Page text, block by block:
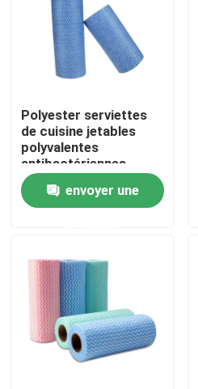
Nous contacter
Demandez un devis
Tissus non tissés
Nappe non-tissée
Tissu de nettoyage ménager
Polyester serviettes
de cuisine jetables
polyvalentes
antibactériennes
envoyer une